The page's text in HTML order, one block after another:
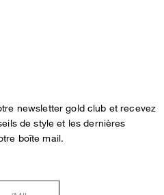
newsletter gold club et recevez
de style et les dernières
boîte mail.